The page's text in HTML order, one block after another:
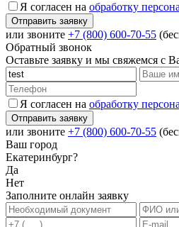
Я согласен на обработку
или звоните +7 (800) 600-70-55
Обратный звонок
Оставьте заявку и мы свяжемся с
Я согласен на обработку
или звоните +7 (800) 600-70-55
Ваш город
Екатеринбург?
Да
Нет
Заполните онлайн заявку